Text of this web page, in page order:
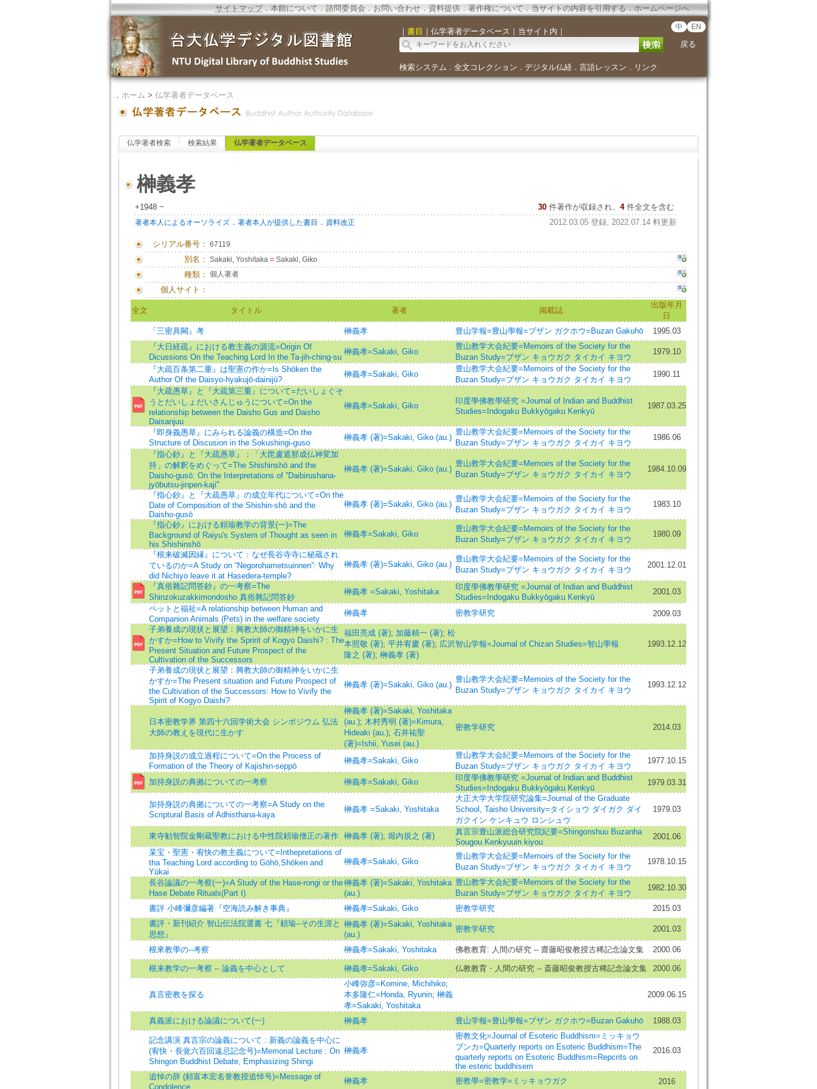
サイトマップ．本館について．諮問委員会． お問い合わせ． 資料提供．著作権について．当サイトの内容を引用する．ホームページへ
｜ 書目 ｜ 仏学著者データベース ｜ 当サイト内 ｜ 中 EN
戻る
検索システム ． 全文コレクション ． デジタル仏経． 言語レッスン ． リンク
． ホーム > 仏学著者データベース
仏学著者検索 検索結果 仏学著者データベース
榊義孝
+1948 ~ 30 件著作が収録され、 4件全文を含む
著者本人によるオーソライズ． 著者本人が提供した書目 ． 資料改正 2012.03.05 登録, 2022.07.14 料更新
シリアル番号： 67119
別名： Sakaki, Yoshitaka =Sakaki, Giko
種類： 個人著者
個人サイト：
全文 タイトル 著者 掲載誌
出版年月
日
「三密具闕』考
榊義孝 豊山学報=豊山學報=ブザン ガクホウ=Buzan Gakuhō
1995.03
『大日経疏』における教主義の源流=Origin Of
Dicussions On the Teaching Lord In the Ta-jih-ching-su
榊義孝=Sakaki, Giko
豊山教学大会紀要=Memoirs of the Society for the
Buzan Study=ブザン キョウガク タイカイ キヨウ
1979.10
『大疏百条第二重』は聖憲の作か=Is Shōken the
Author Of the Daisyo-hyakujō-dainijū?
榊義孝=Sakaki, Giko
豊山教学大会紀要=Memoirs of the Society for the
Buzan Study=ブザン キョウガク タイカイ キヨウ
1990.11
『大疏愚草』と『大疏第三重』について=だいしょぐそ
うとだいしょだいさんじゅうについて=On the
relationship between the Daisho Gus and Daisho
Daisanjuu
榊義孝=Sakaki, Giko
印度學佛教學研究 =Journal of Indian and Buddhist
Studies=Indogaku Bukkyōgaku Kenkyū
1987.03.25
『即身義愚草』にみられる論義の構造=On the
Structure of Discusion in the Sokushingi-guso
榊義孝 (著)=Sakaki, Giko (au.)
豊山教学大会紀要=Memoirs of the Society for the
Buzan Study=ブザン キョウガク タイカイ キヨウ
1986.06
『指心鈔』と『大疏愚草』：「大毘盧遮那成仏神変加
持」の解釈をめぐって=The Shishinshō and the
Daisho-gusō: On the Interpretations of ''Daibirushana-
jyōbutsu-jinpen-kaji''
榊義孝 (著)=Sakaki, Giko (au.)
豊山教学大会紀要=Memoirs of the Society for the
Buzan Study=ブザン キョウガク タイカイ キヨウ
1984.10.09
『指心鈔』と『大疏愚草』の成立年代について=On the
Date of Composition of the Shishin-shō and the
Daisho-gusō
榊義孝 (著)=Sakaki, Giko (au.)
豊山教学大会紀要=Memoirs of the Society for the
Buzan Study=ブザン キョウガク タイカイ キヨウ
1983.10
『指心鈔』における頼瑜教学の背景(一)=The
Background of Raiyu's System of Thought as seen in
his Shishinshō
榊義孝=Sakaki, Giko
豊山教学大会紀要=Memoirs of the Society for the
Buzan Study=ブザン キョウガク タイカイ キヨウ
1980.09
『根来破滅因縁』について：なぜ長谷寺寺に秘蔵され
ているのか=A Study on “Negorohametsuinnen”: Why
did Nichiyo leave it at Hasedera-temple?
榊義孝 (著)=Sakaki, Giko (au.)
豊山教学大会紀要=Memoirs of the Society for the
Buzan Study=ブザン キョウガク タイカイ キヨウ
2001.12.01
『真俗雜記問答鈔』の一考察=The
Shinzokuzakkimondosho 真俗雜記問答鈔
榊義孝 =Sakaki, Yoshitaka
印度學佛教學研究 =Journal of Indian and Buddhist
Studies=Indogaku Bukkyōgaku Kenkyū
2001.03
ペットと福祉=A relationship between Human and
Companion Animals (Pets) in the welfare society
榊義孝 密教学研究
2009.03
子弟養成の現状と展望：興教大師の御精神をいかに生
かすか=How to Vivify the Spririt of Kogyo Daishi? : The
Present Situation and Future Prospect of the
Cultivation of the Successors
福田亮成 (著); 加藤精一 (著); 松
本照敬 (著); 平井宥慶 (著); 広沢
隆之 (著); 榊義孝 (著)
智山学報=Journal of Chizan Studies=智山學報 1993.12.12
子弟養成の現状と展望：興教大師の御精神をいかに生
かすか=The Present situation and Future Prospect of
the Cultivation of the Successors: How to Vivify the
Spirit of Kogyo Daishi?
榊義孝 (著)=Sakaki, Giko (au.)
豊山教学大会紀要=Memoirs of the Society for the
Buzan Study=ブザン キョウガク タイカイ キヨウ
1993.12.12
日本密教学界 第四十六回学術大会 シンポジウム 弘法
大師の教えを現代に生かす
榊義孝 (著)=Sakaki, Yoshitaka
(au.); 木村秀明 (著)=Kimura,
Hideaki (au.); 石井祐聖
(著)=Ishii, Yusei (au.)
密教学研究 2014.03
加持身説の成立過程について=On the Process of
Formation of the Theory of Kajishin-seppō
榊義孝=Sakaki, Giko
豊山教学大会紀要=Memoirs of the Society for the
Buzan Study=ブザン キョウガク タイカイ キヨウ
1977.10.15
加持身説の典拠についての一考察 榊義孝=Sakaki, Giko
印度學佛教學研究 =Journal of Indian and Buddhist
Studies=Indogaku Bukkyōgaku Kenkyū
1979.03.31
加持身説の典拠についての一考察=A Study on the
Scriptural Basis of Adhisthana-kaya
榊義孝 =Sakaki, Yoshitaka
大正大学大学院研究論集=Journal of the Graduate
School, Taisho University=タイショウ ダイガク ダイ
ガクイン ケンキュウ ロンシュウ
1979.03
東寺勧智院金剛蔵聖教における中性院頼瑜僧正の著作 榊義孝 (著); 堀内規之 (著)
真言宗豊山派総合研究院紀要=Shingonshuu Buzanha
Sougou Kenkyuuin kiyou
2001.06
杲宝・聖憲・宥快の教主義について=Inthepretations of
tha Teaching Lord according to Gōhō,Shōken and
Yūkai
榊義孝=Sakaki, Giko
豊山教学大会紀要=Memoirs of the Society for the
Buzan Study=ブザン キョウガク タイカイ キヨウ
1978.10.15
長谷論議の一考察(一)=A Study of the Hase-rongi or the
Hase Debate Rituals(Part Ⅰ)
榊義孝 (著)=Sakaki, Yoshitaka
(au.)
豊山教学大会紀要=Memoirs of the Society for the
Buzan Study=ブザン キョウガク タイカイ キヨウ
1982.10.30
書評 小峰彌彦編著『空海読み解き事典』 榊義孝=Sakaki, Giko 密教学研究
2015.03
書評・新刊紹介 智山伝法院選書 七『頼瑜--その生涯と
思想』
榊義孝 (著)=Sakaki, Yoshitaka
(au.)
密教学研究 2001.03
根來教學の--考察 榊義孝=Sakaki, Yoshitaka 佛教教育: 人間の研究 -- 齋藤昭俊教授古稀記念論文集 2000.06
根来教学の一考察 -- 論義を中心として 榊義孝=Sakaki, Giko 仏教教育・人間の研究 -- 斎藤昭俊教授古稀記念論文集 2000.06
真言密教を探る
小峰弥彦=Komine, Michihiko;
本多隆仁=Honda, Ryunin; 榊義
孝=Sakaki, Yoshitaka
2009.06.15
真義派における論議について(一) 榊義孝 豊山学報=豊山學報=ブザン ガクホウ=Buzan Gakuhō 1988.03
記念講演 真言宗の論義について : 新義の論義を中心に
(宥快・長覚六百回遠忌記念号)=Memorial Lecture : On
Shingon Buddhist Debate, Emphasizing Shingi
榊義孝
密教文化=Journal of Esoteric Buddhism=ミッキョウ
ブンカ=Quarterly reports on Esoteric Buddhism=The
quarterly reports on Esoteric Buddhism=Repcrits on
the esteric buddhisem
2016.03
追悼の辞 (頼富本宏名誉教授追悼号)=Message of
Condolence
榊義孝 密教學=密教学=ミッキョウガク 2016